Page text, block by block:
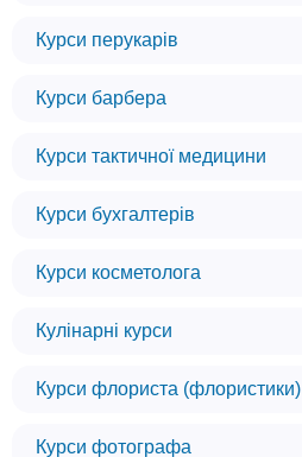
Курси перукарів
Курси барбера
Курси тактичної медицини
Курси бухгалтерів
Курси косметолога
Кулінарні курси
Курси флориста (флористики)
Курси фотографа